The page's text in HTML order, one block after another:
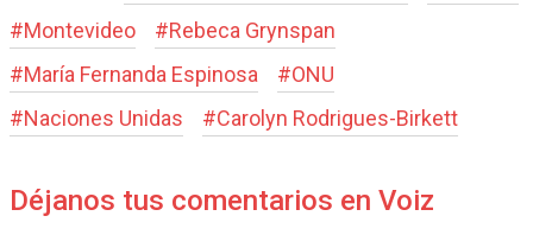
#Montevideo #Rebeca Grynspan
#María Fernanda Espinosa #ONU
#Naciones Unidas #Carolyn Rodrigues-Birkett
Déjanos tus comentarios en Voiz